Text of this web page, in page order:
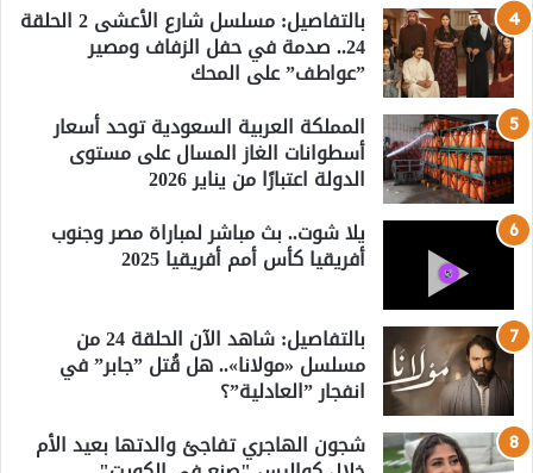
بالتفاصيل: مسلسل شارع الأعشى 2 الحلقة
24.. صدمة في حفل الزفاف ومصير
”عواطف” على المحك
المملكة العربية السعودية توحد أسعار
أسطوانات الغاز المسال على مستوى
الدولة اعتبارًا من يناير 2026
يلا شوت.. بث مباشر لمباراة مصر وجنوب
أفريقيا كأس أمم أفريقيا 2025
بالتفاصيل: شاهد الآن الحلقة 24 من
مسلسل «مولانا».. هل قُتل ”جابر” في
انفجار ”العادلية”؟
شجون الهاجري تفاجئ والدتها بعيد الأم